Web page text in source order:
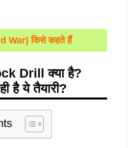
War) किसे कहते हैं
Drill क्या है?
है ये तैयारी?